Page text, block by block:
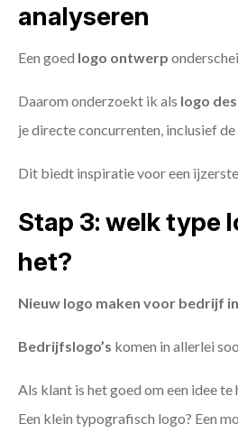
analyseren
Een goed logo ontwerp
Daarom onderzoekt ik als logo
je directe concurrenten, inclusief
Dit biedt inspiratie voor een
Stap 3: welk type
het?
Nieuw logo maken voor bedrijf
Bedrijfslogo’s komen in allerlei
Als klant is het goed om een idee
Een klein typografisch logo? Een